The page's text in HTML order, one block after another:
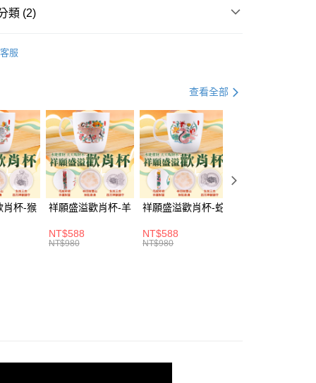
灣大哥大提供，台灣大哥大用戶可立即使用無須另外申請。
擇「大哥付你分期」，訂單成立後會自動跳轉到大哥付的交易
機門號後，選擇欲分期的期數、繳款截止日，確認付款後即
度、可分期數及費用金額請依後續交易確認頁面所載為準。
分鐘內，如未前往確認交易或遇審核未通過，訂單將自動取
轉專審核」未通過狀況，表示未達大哥付你分期系統評分，恕
內容。
併入電信帳單，「大哥付你分期」於每月結算日後寄送繳費提
取貨(訂單門檻$4000以下)
，滿NT$1,500(含以上)免運費
類 (2)
客服
查看全部
肖杯-猴 祥願盛溢歡肖杯-羊
NT$588
NT$980
祥願盛溢歡肖杯-蛇
NT$588
NT$980